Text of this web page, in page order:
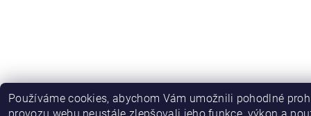
Používáme cookies, abychom Vám umožnili pohodlné